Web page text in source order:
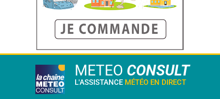
METEO CONSULT
L'ASSISTANCE MÉTÉO EN DIRECT